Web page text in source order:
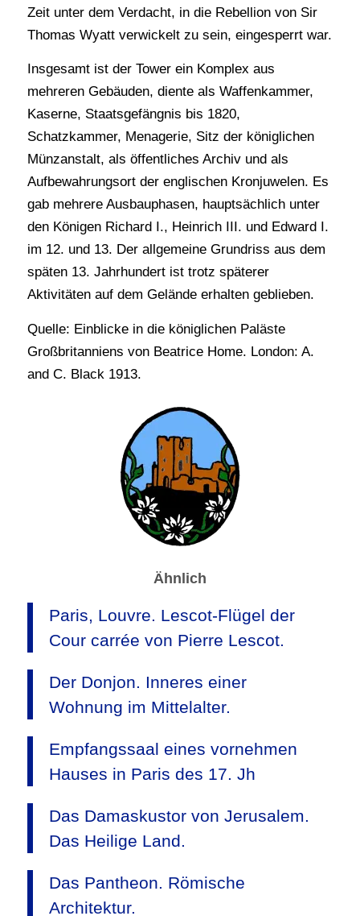
Zeit unter dem Verdacht, in die Rebellion von Sir
Thomas Wyatt verwickelt zu sein, eingesperrt war.
Insgesamt ist der Tower ein Komplex aus
mehreren Gebäuden, diente als Waffenkammer,
Kaserne, Staatsgefängnis bis 1820,
Schatzkammer, Menagerie, Sitz der königlichen
Münzanstalt, als öffentliches Archiv und als
Aufbewahrungsort der englischen Kronjuwelen. Es
gab mehrere Ausbauphasen, hauptsächlich unter
den Königen Richard I., Heinrich III. und Edward I.
im 12. und 13. Der allgemeine Grundriss aus dem
späten 13. Jahrhundert ist trotz späterer
Aktivitäten auf dem Gelände erhalten geblieben.
Quelle: Einblicke in die königlichen Paläste
Großbritanniens von Beatrice Home. London: A.
and C. Black 1913.
Ähnlich
Paris, Louvre. Lescot-Flügel der
Cour carrée von Pierre Lescot.
Der Donjon. Inneres einer
Wohnung im Mittelalter.
Empfangssaal eines vornehmen
Hauses in Paris des 17. Jh
Das Damaskustor von Jerusalem.
Das Heilige Land.
Das Pantheon. Römische
Architektur.